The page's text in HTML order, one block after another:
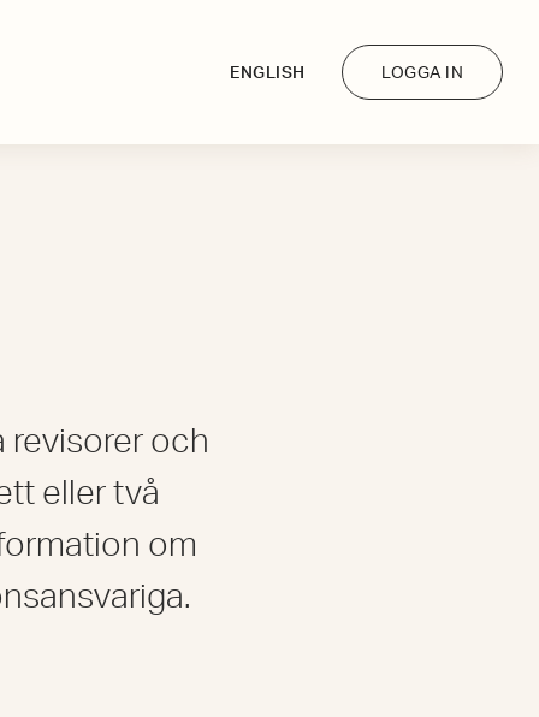
ENGLISH LOGGA IN
revisorer och
eller två
om